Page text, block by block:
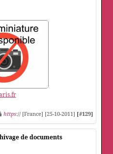
https:// [France] [25-10-2011] [#129]
de documents